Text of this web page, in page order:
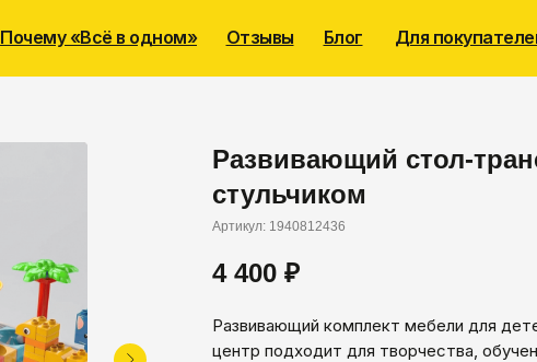
Для
Блог
Отзывы
Почему «Всё в одном»
Развивающий стол-
стульчиком
Артикул: 1940812436
4 400 ₽
Развивающий комплект мебели для
центр подходит для творчества,